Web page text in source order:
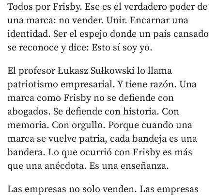
Todos por Frisby. Ese es el verdadero poder de
una marca: no vender. Unir. Encarnar una
identidad. Ser el espejo donde un país cansado
se reconoce y dice: Esto sí soy yo.
El profesor Łukasz Sułkowski lo llama
patriotismo empresarial. Y tiene razón. Una
marca como Frisby no se defiende con
abogados. Se defiende con historia. Con
memoria. Con orgullo. Porque cuando una
marca se vuelve patria, cada bandeja es una
bandera. Lo que ocurrió con Frisby es más
que una anécdota. Es una enseñanza.
Las empresas no solo venden. Las empresas